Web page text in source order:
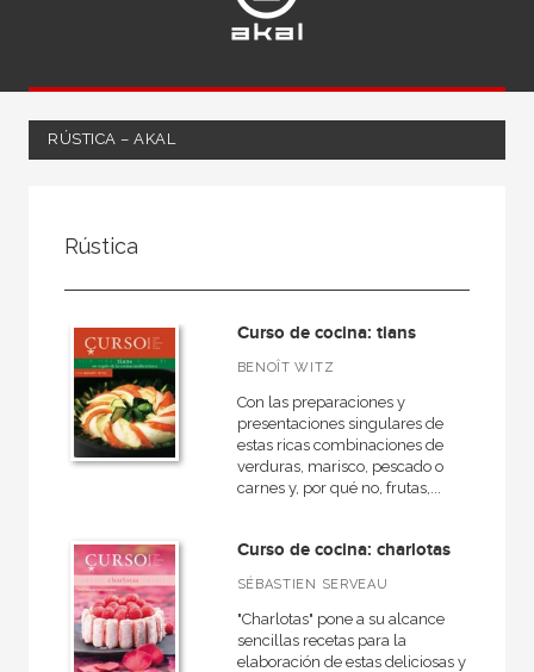
RÚSTICA – AKAL
Ocio
Cocina
Cocina práctica
MATERIAS
NUESTRAS COLECCIONES
Rústica
Curso de cocina: tians
BENOÎT WITZ
Con las preparaciones y
presentaciones singulares de
estas ricas combinaciones de
verduras, marisco, pescado o
carnes y, por qué no, frutas,...
Curso de cocina: charlotas
SÉBASTIEN SERVEAU
"Charlotas" pone a su alcance
sencillas recetas para la
elaboración de estas deliciosas y